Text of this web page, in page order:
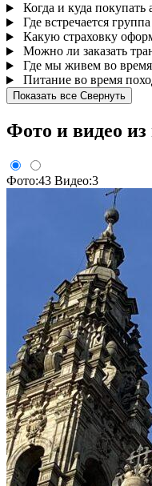
Когда и куда покупать
Где встречается группа
Какую страховку
Можно ли заказать
Где мы живем во
Питание во время
Показать все Свернуть
Фото и видео
Фото:43 Видео:3